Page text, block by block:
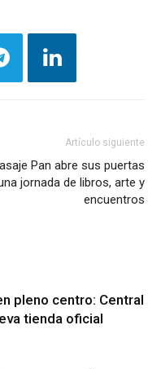
Artículo siguiente
Pan abre sus puertas
jornada de libros, arte y
encuentros
pleno centro: Central
tienda oficial